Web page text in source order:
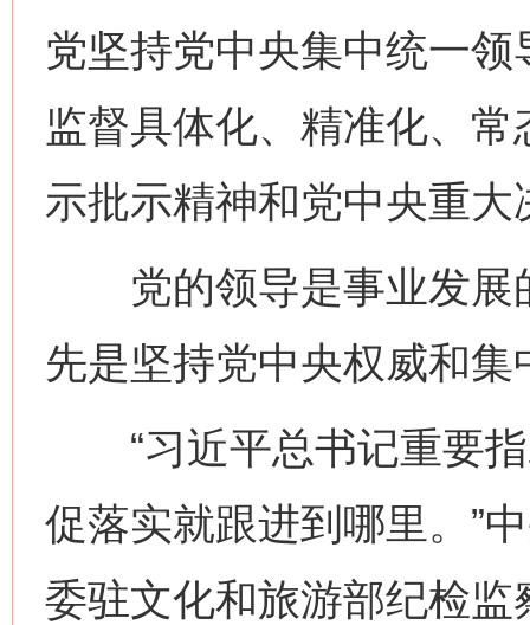
党坚持党中央集中统一
监督具体化、精准化、
示批示精神和党中央重
党的领导是事业发展
先是坚持党中央权威和集
“习近平总书记重要指
促落实就跟进到哪里。”
委驻文化和旅游部纪检